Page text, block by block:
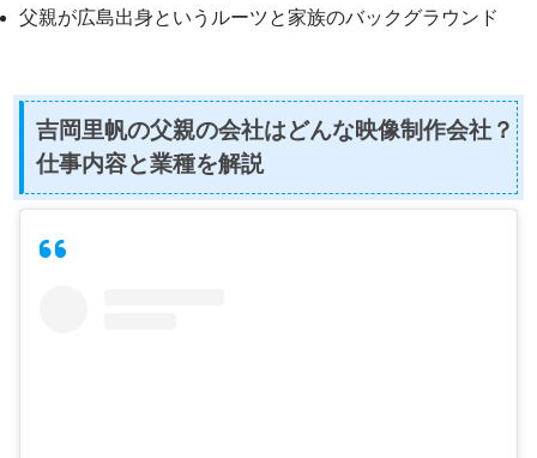
父親が広島出身というルーツと家族のバックグラウンド
吉岡里帆の父親の会社はどんな映像制作会社？
仕事内容と業種を解説